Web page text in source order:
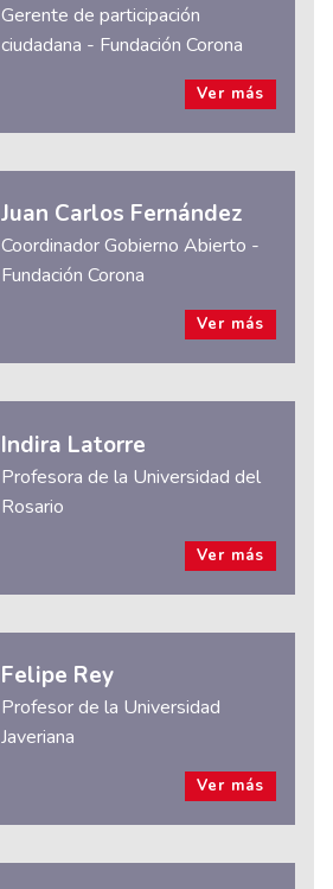
Gerente de participación
ciudadana - Fundación Corona
Ver más
Juan Carlos Fernández
Coordinador Gobierno Abierto -
Fundación Corona
Ver más
Indira Latorre
Profesora de la Universidad del
Rosario
Ver más
Felipe Rey
Profesor de la Universidad
Javeriana
Ver más